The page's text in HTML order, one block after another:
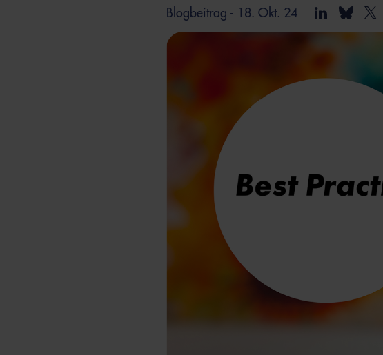
Blogbeitrag - 18. Okt. 24